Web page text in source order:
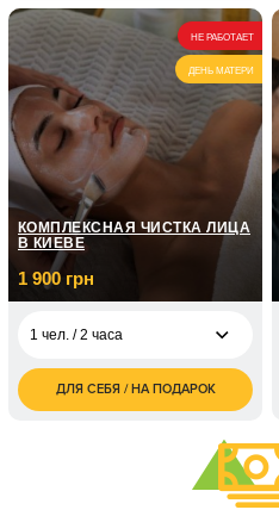
НЕ РАБОТАЕТ
ДЕНЬ МАТЕРИ
КОМПЛЕКСНАЯ ЧИСТКА ЛИЦА
В КИЕВЕ
1 900 грн
1 чел. / 2 часа
1 900
грн
ДЛЯ СЕБЯ / НА ПОДАРОК